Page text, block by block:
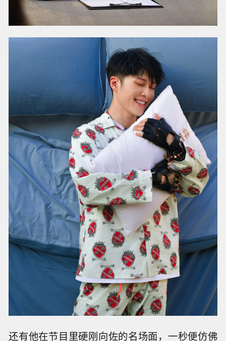
还有他在节目里硬刚向佐的名场面，一秒便仿佛